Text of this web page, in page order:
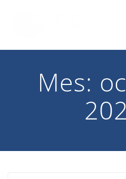
Mes: